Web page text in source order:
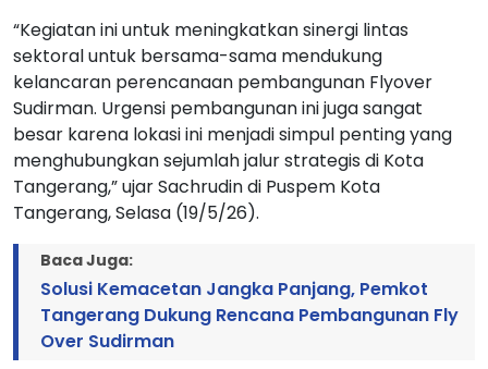
“Kegiatan ini untuk meningkatkan sinergi lintas
sektoral untuk bersama-sama mendukung
kelancaran perencanaan pembangunan Flyover
Sudirman. Urgensi pembangunan ini juga sangat
besar karena lokasi ini menjadi simpul penting yang
menghubungkan sejumlah jalur strategis di Kota
Tangerang,” ujar Sachrudin di Puspem Kota
Tangerang, Selasa (19/5/26).
Baca Juga:
Solusi Kemacetan Jangka Panjang, Pemkot
Tangerang Dukung Rencana Pembangunan Fly
Over Sudirman